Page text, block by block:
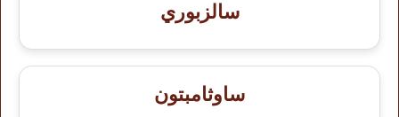
سالزبوري
ساوثامبتون